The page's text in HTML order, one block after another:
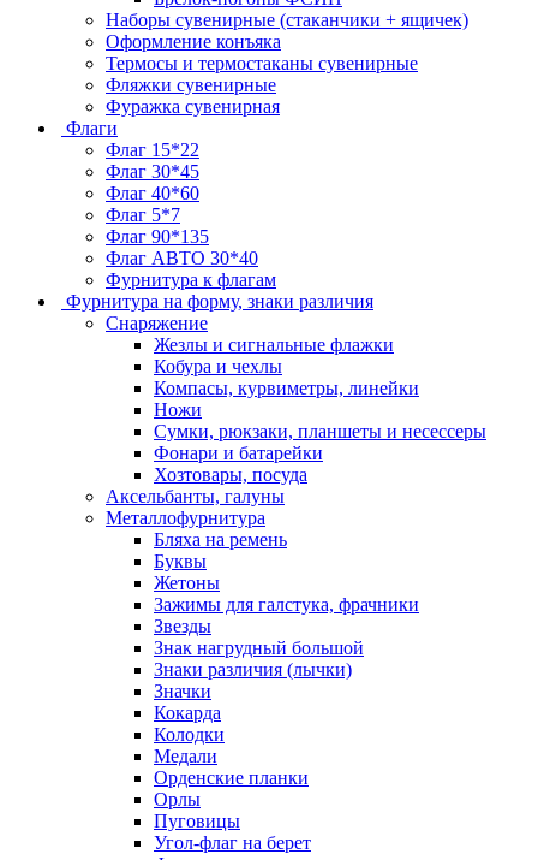
Наборы сувенирные (стаканчики + ящичек)
Оформление конъяка
Термосы и термостаканы сувенирные
Фляжки сувенирные
Фуражка сувенирная
Флаги
Флаг 15*22
Флаг 30*45
Флаг 40*60
Флаг 5*7
Флаг 90*135
Флаг АВТО 30*40
Фурнитура к флагам
Фурнитура на форму, знаки различия
Снаряжение
Жезлы и сигнальные флажки
Кобура и чехлы
Компасы, курвиметры, линейки
Ножи
Сумки, рюкзаки, планшеты и несессеры
Фонари и батарейки
Хозтовары, посуда
Аксельбанты, галуны
Металлофурнитура
Бляха на ремень
Буквы
Жетоны
Зажимы для галстука, фрачники
Звезды
Знак нагрудный большой
Знаки различия (лычки)
Значки
Кокарда
Колодки
Медали
Орденские планки
Орлы
Пуговицы
Угол-флаг на берет